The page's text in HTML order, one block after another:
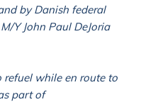
by Danish federal
Y John Paul DeJoria
refuel while en route to
part of